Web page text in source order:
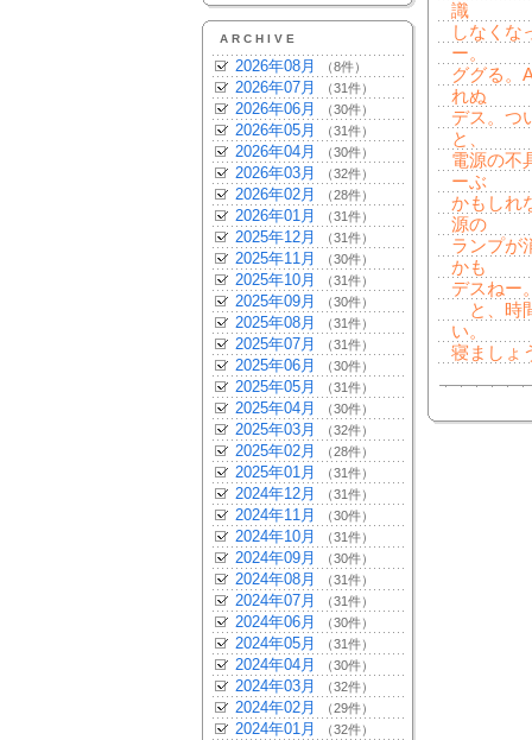
ARCHIVE
2026年08月 （8件）
2026年07月 （31件）
2026年06月 （30件）
2026年05月 （31件）
2026年04月 （30件）
2026年03月 （32件）
2026年02月 （28件）
2026年01月 （31件）
2025年12月 （31件）
2025年11月 （30件）
2025年10月 （31件）
2025年09月 （30件）
2025年08月 （31件）
2025年07月 （31件）
2025年06月 （30件）
2025年05月 （31件）
2025年04月 （30件）
2025年03月 （32件）
2025年02月 （28件）
2025年01月 （31件）
2024年12月 （31件）
2024年11月 （30件）
2024年10月 （31件）
2024年09月 （30件）
2024年08月 （31件）
2024年07月 （31件）
2024年06月 （30件）
2024年05月 （31件）
2024年04月 （30件）
2024年03月 （32件）
2024年02月 （29件）
2024年01月 （32件）
識
しなくな
ー。
ググる。
れぬ
デス。つ
と、
電源の不
ーぶ
かもしれ
源の
ランプが
かも
デスねー
と、時
い。
寝ましょ